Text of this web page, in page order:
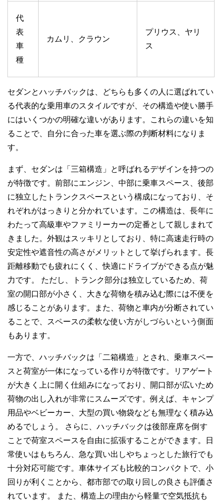
代
表
車
種
カムリ、クラウン
プリウス、ヤリ
ス
セダンとハッチバックは、どちらも多くの人に選ばれてい
る代表的な乗用車のスタイルですが、その構造や使い勝手
にはいくつかの明確な違いがあります。これらの違いを知
ることで、自分に合った車を選ぶ際の判断材料になりま
す。
まず、セダンは「三箱構造」と呼ばれるデザインを持つの
が特徴です。前部にエンジン、中部に乗車スペース、後部
に独立したトランクスペースという構成になっており、そ
れぞれがはっきりと分かれています。この構造は、長年に
わたって高級車やファミリーカーの定番として親しまれて
きました。外観はスッキリとしており、特に高速走行時の
安定性や遮音性の高さがメリットとして挙げられます。長
距離移動でも疲れにくく、快適にドライブができる点が魅
力です。 ただし、トランク部分は独立しているため、荷
室の開口部が小さく、大きな荷物を積み込む際には不便を
感じることがあります。また、荷物と車内が分断されてい
ることで、スペースの柔軟な使い方がしづらいという側面
もあります。
一方で、ハッチバックは「二箱構造」とされ、乗車スペー
スと荷室が一体になっている作りが特徴です。リアゲート
が大きく上に開く仕組みになっており、開口部が広いため
荷物の出し入れが非常にスムーズです。例えば、キャンプ
用品やベビーカー、大型の買い物袋なども無理なく積み込
めるでしょう。 さらに、ハッチバックは後部座席を倒す
ことで荷室スペースを自由に拡張することができます。日
常使いはもちろん、急な買い出しやちょっとした旅行でも
十分対応可能です。車体サイズも比較的コンパクトで、小
回りが利くことから、都市部での取り回しの良さも評価さ
れています。 また、構造上の理由から軽量で空気抵抗も